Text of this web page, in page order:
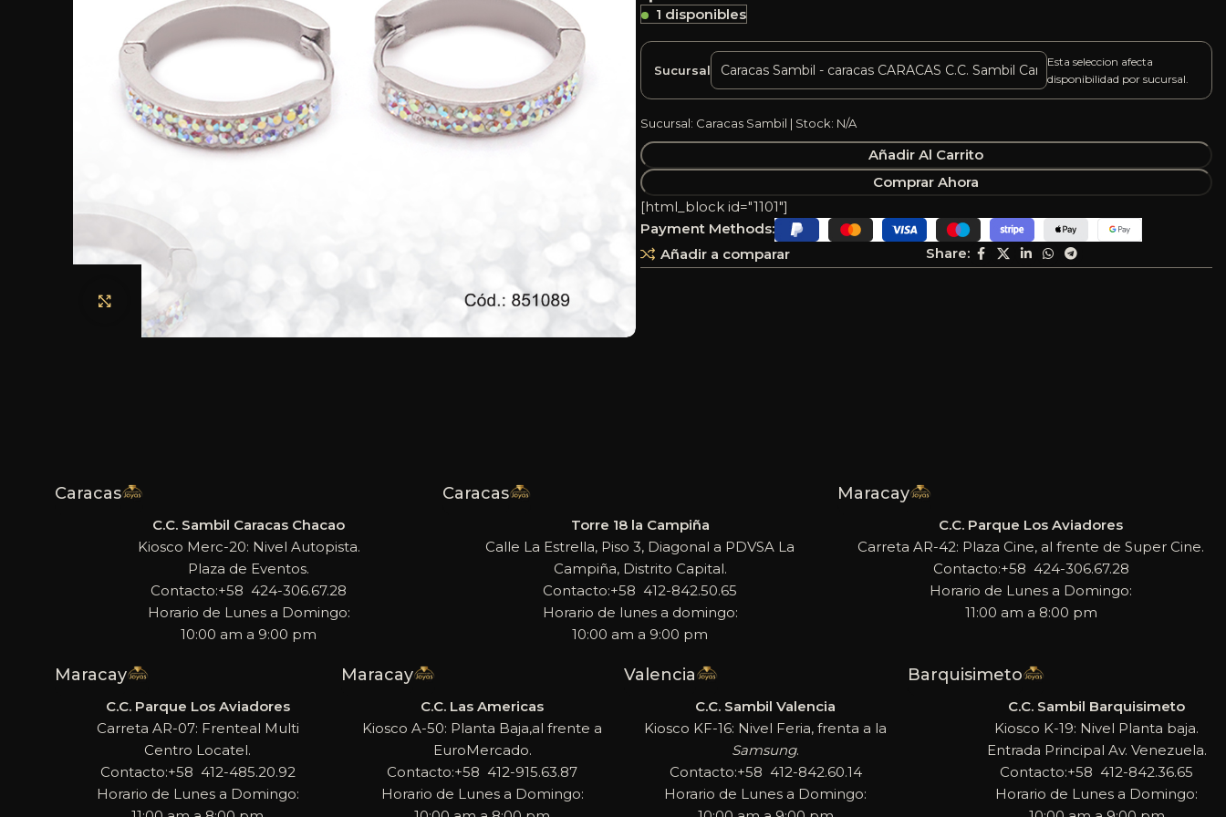
Haga clic para ampliar
1 disponibles
Sucursal
Esta seleccion afecta
disponibilidad por sucursal.
Sucursal: Caracas Sambil | Stock: N/A
Añadir Al Carrito
Comprar Ahora
Añadir a comparar Share:
[html_block id="1101"]
Payment Methods:
Caracas
C.C. Sambil Caracas Chacao
Kiosco Merc-20: Nivel Autopista.
Plaza de Eventos.
Contacto:+58 424-306.67.28
Horario de Lunes a Domingo:
10:00 am a 9:00 pm
Caracas
Torre 18 la Campiña
Calle La Estrella, Piso 3, Diagonal a PDVSA La
Campiña, Distrito Capital.
Contacto:+58 412-842.50.65
Horario de lunes a domingo:
10:00 am a 9:00 pm
Maracay
C.C. Parque Los Aviadores
Carreta AR-42: Plaza Cine, al frente de Super Cine.
Contacto:+58 424-306.67.28
Horario de Lunes a Domingo:
11:00 am a 8:00 pm
Maracay
C.C. Parque Los Aviadores
Carreta AR-07: Frenteal Multi
Centro Locatel.
Contacto:+58 412-485.20.92
Horario de Lunes a Domingo:
Maracay
C.C. Las Americas
Kiosco A-50: Planta Baja,al frente a
EuroMercado.
Contacto:+58 412-915.63.87
Horario de Lunes a Domingo:
Valencia
C.C. Sambil Valencia
Kiosco KF-16: Nivel Feria, frenta a la
Samsung.
Contacto:+58 412-842.60.14
Horario de Lunes a Domingo:
Barquisimeto
C.C. Sambil Barquisimeto
Kiosco K-19: Nivel Planta baja.
Entrada Principal Av. Venezuela.
Contacto:+58 412-842.36.65
Horario de Lunes a Domingo: